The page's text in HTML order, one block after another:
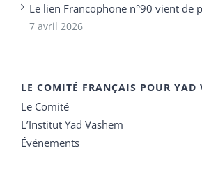
Le lien Francophone n°90 vient de
7 avril 2026
LE COMITÉ FRANÇAIS POUR YAD
Le Comité
L’Institut Yad Vashem
Événements